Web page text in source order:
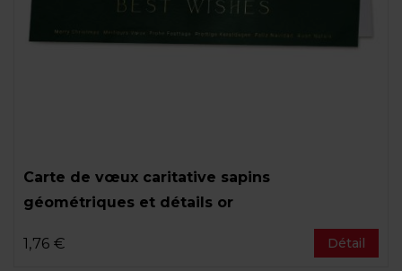
Carte de vœux caritative sapins
géométriques et détails or
1,76 € Détail